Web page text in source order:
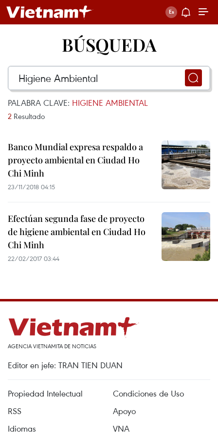
BÚSQUEDA
PALABRA CLAVE: HIGIENE AMBIENTAL
2 Resultado
Banco Mundial expresa respaldo a
proyecto ambiental en Ciudad Ho
Chi Minh
23/11/2018 04:15
Efectúan segunda fase de proyecto
de higiene ambiental en Ciudad Ho
Chi Minh
22/02/2017 03:44
AGENCIA VIETNAMITA DE NOTICIAS
Editor en jefe: TRAN TIEN DUAN
Propiedad Intelectual
Condiciones de Uso
RSS
Apoyo
Idiomas
VNA